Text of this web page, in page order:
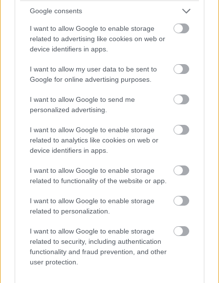
Google consents
I want to allow Google to enable storage
related to advertising like cookies on web or
device identifiers in apps.
I want to allow my user data to be sent to
Google for online advertising purposes.
I want to allow Google to send me
personalized advertising.
I want to allow Google to enable storage
related to analytics like cookies on web or
device identifiers in apps.
I want to allow Google to enable storage
related to functionality of the website or app.
I want to allow Google to enable storage
related to personalization.
I want to allow Google to enable storage
related to security, including authentication
functionality and fraud prevention, and other
user protection.
Leclerc megtámadta Norrist a célegyenes végén, de annyira
előzést.
Antonelli utolsó figyelmeztetést kap a pályahatárok miatt (a
Egy pillanatnyi állás 23 kör után: